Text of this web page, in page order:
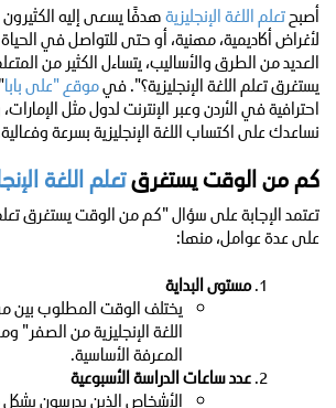
أصبحتعلم اللغة الإنجليزيةهدفًا يسعى إليه
لأغراض أكاديمية، مهنية، أو حتى للتواصل في
العديد من الطرق والأساليب، يتساءل الكثير من
يستغرق تعلم اللغة الإنجليزية؟". فيموقع "على بابا
احترافية في الأردن وعبر الإنترنت لدول مثل
نساعدك على اكتساب اللغة الإنجليزية بسرعة
كم من الوقت يستغرقتعلم اللغة
تعتمد الإجابة على سؤال "كم من الوقت يستغرق تعلم
على عدة عوامل، منها:
مستوى البداية
يختلف الوقت المطلوب بين
اللغة الإنجليزية من الصفر"
المعرفة الأساسية.
عدد ساعات الدراسة الأسبوعية